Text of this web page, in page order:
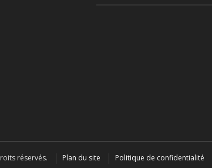
réservés. Plan du site Politique de confidentialité